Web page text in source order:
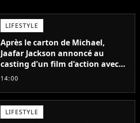
LIFESTYLE
Après le carton de Michael,
Jaafar Jackson annoncé au
casting d'un film d'action avec
Will Smith
14:00
LIFESTYLE